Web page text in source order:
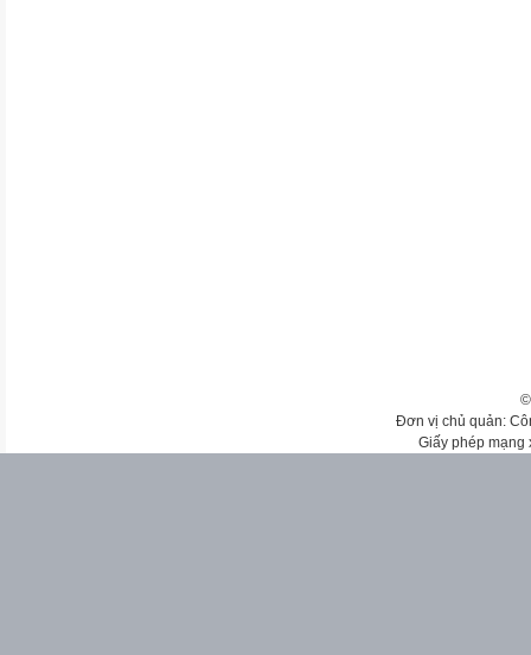
Đơn vị chủ quản:
Giấy phép mạng